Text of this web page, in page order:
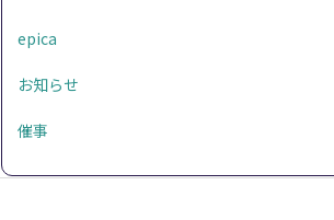
epica
お知らせ
催事